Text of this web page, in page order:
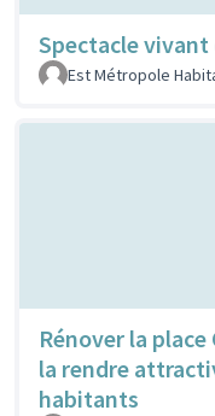
Spectacle vivant
Est Métropole
Rénover la
la rendre
habitants